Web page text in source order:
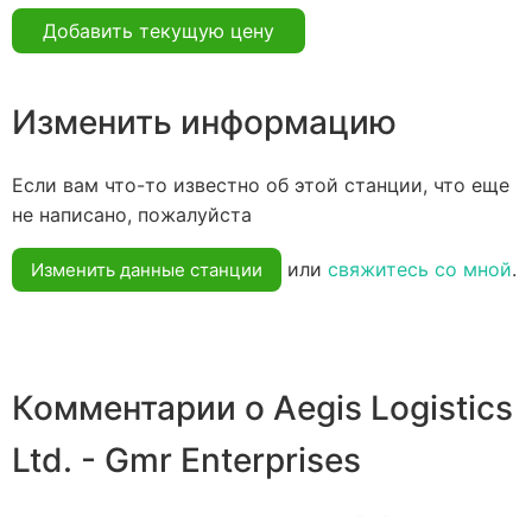
Добавить текущую цену
Изменить информацию
Если вам что-то известно об этой станции, что еще
не написано, пожалуйста
Изменить данные станции или свяжитесь со мной.
Комментарии о Aegis Logistics
Ltd. - Gmr Enterprises